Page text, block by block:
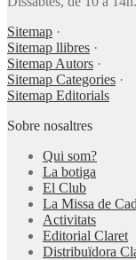
Sitemap ·
Sitemap llibres ·
Sitemap Autors ·
Sitemap Categories ·
Sitemap Editorials
Sobre nosaltres
Qui som?
La botiga
El Club
La Missa de
Activitats
Editorial Claret
Distribuïdora